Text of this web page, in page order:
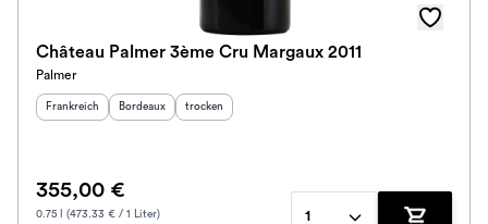
Château Palmer 3ème Cru Margaux 2011
Palmer
Herkunftsland
Frankreich Herkunftsregion:
Bordeaux Geschmack
trocken
355,00 €
0.75 l (473.33 € / 1 Liter)
1